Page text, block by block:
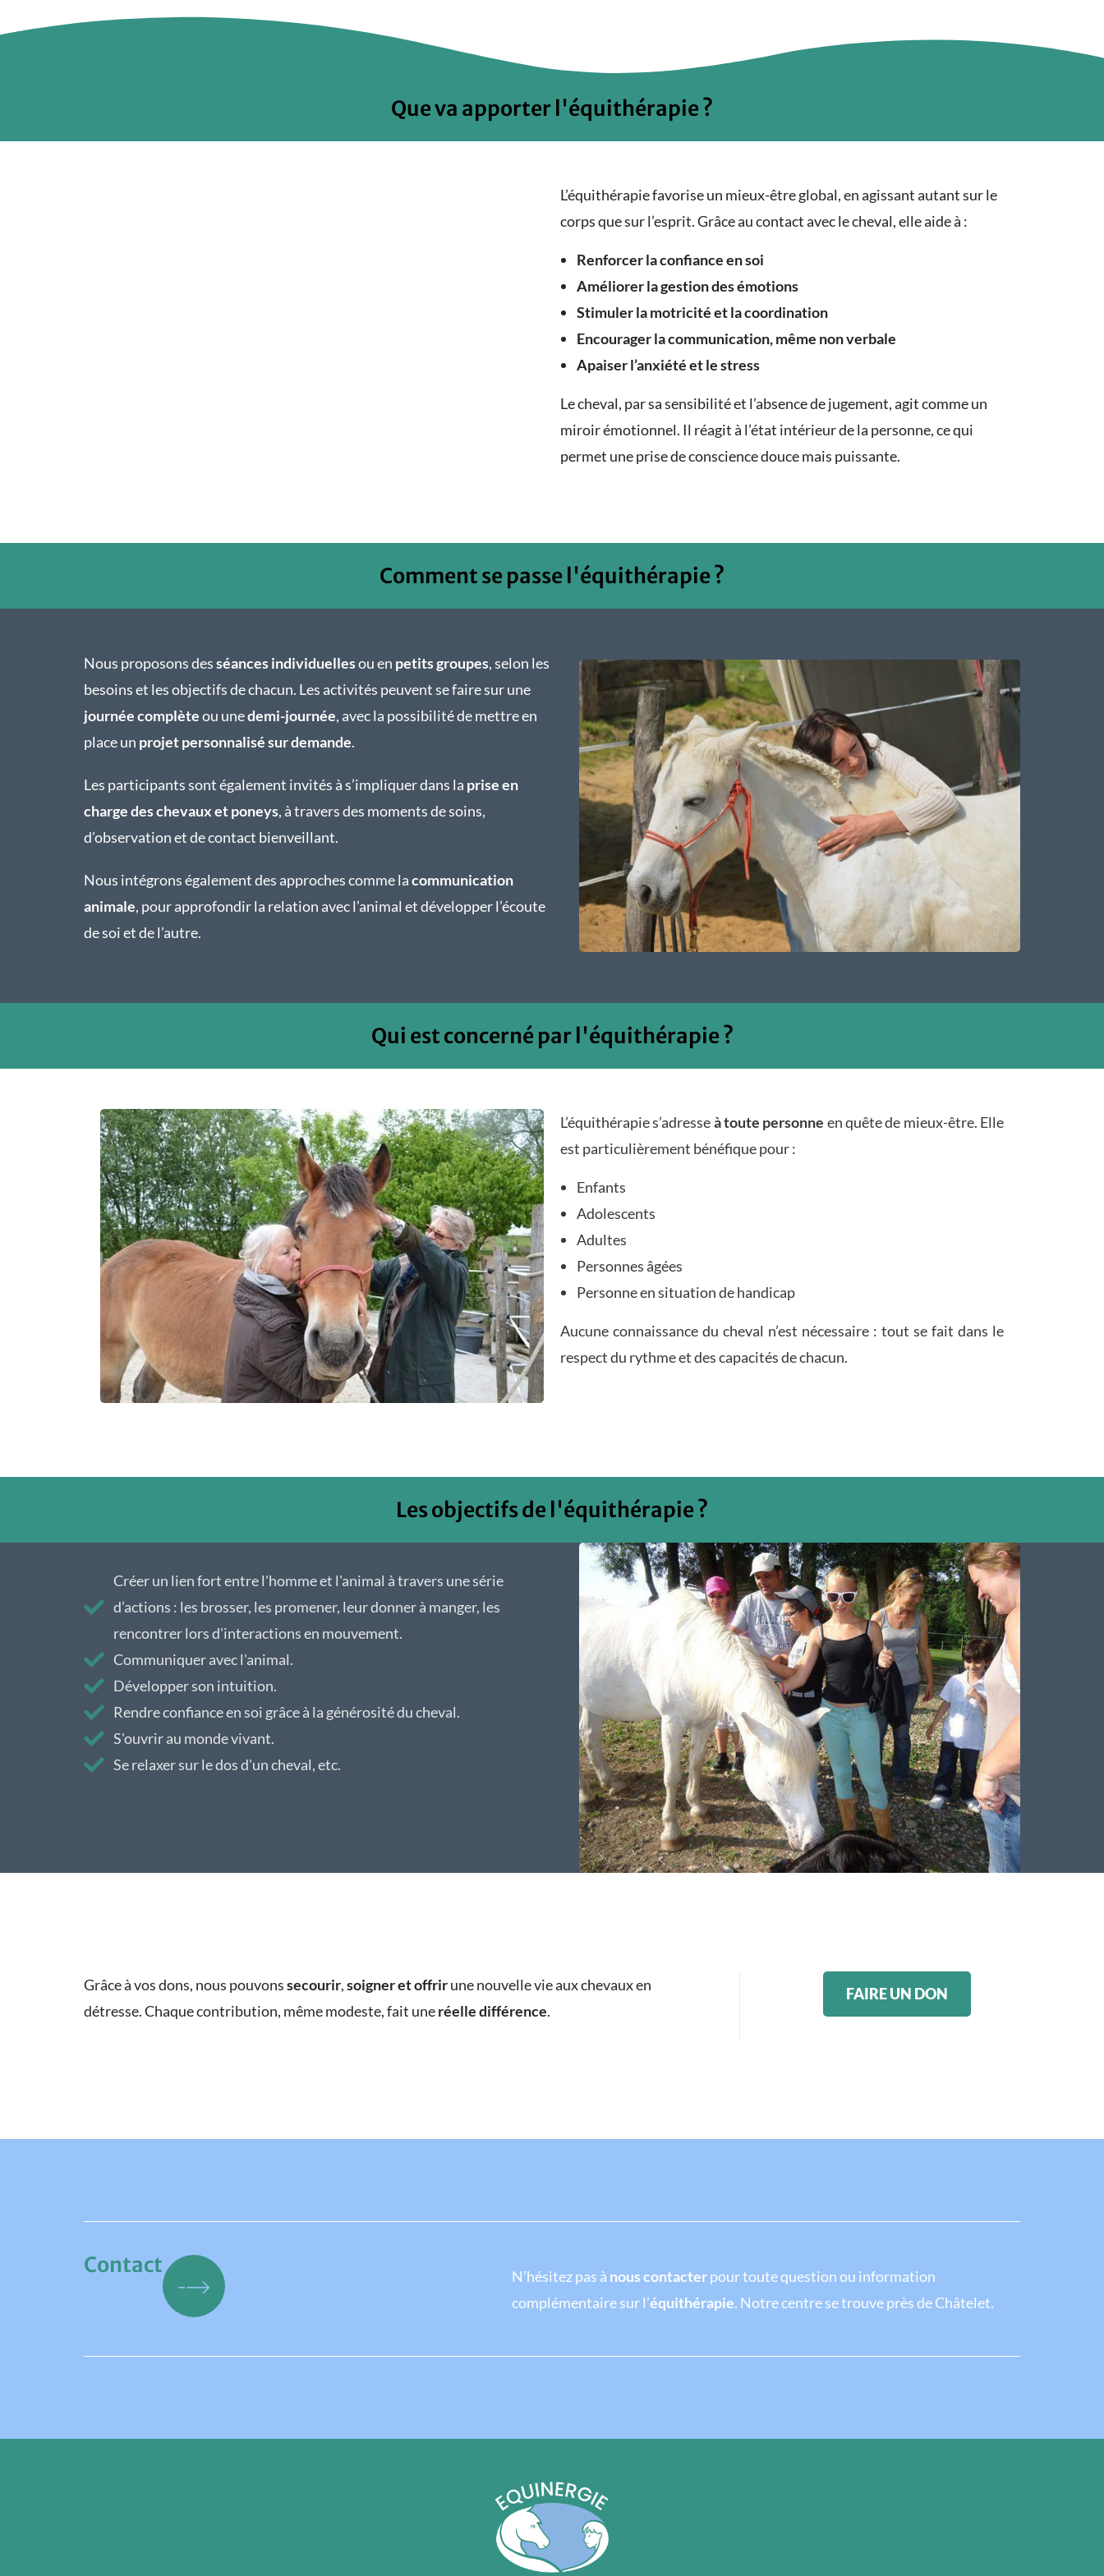
Que va apporter l'équithérapie ?
L’équithérapie favorise un mieux-être global, en agissant autant sur le
corps que sur l’esprit. Grâce au contact avec le cheval, elle aide à :
Renforcer la confiance en soi
Améliorer la gestion des émotions
Stimuler la motricité et la coordination
Encourager la communication, même non verbale
Apaiser l’anxiété et le stress
Le cheval, par sa sensibilité et l’absence de jugement, agit comme un
miroir émotionnel. Il réagit à l’état intérieur de la personne, ce qui
permet une prise de conscience douce mais puissante.
Comment se passe l'équithérapie ?
Nous proposons desséances individuellesou en petits groupes, selon les
besoins et les objectifs de chacun. Les activités peuvent se faire sur une
journée complèteou unedemi-journée, avec la possibilité de mettre en
place un projet personnalisé sur demande.
Les participants sont également invités à s’impliquer dans la prise en
charge des chevaux et poneys, à travers des moments de soins,
d’observation et de contact bienveillant.
Nous intégrons également des approches comme lacommunication
animale, pour approfondir la relation avec l’animal et développer l’écoute
de soi et de l’autre.
Qui est concerné par l'équithérapie ?
L’équithérapie s’adresseà toute personne en quête de mieux-être. Elle
est particulièrement bénéfique pour :
Enfants
Adolescents
Adultes
Personnes âgées
Personne en situation de handicap
Aucune connaissance du cheval n’est nécessaire : tout se fait dans le
respect du rythme et des capacités de chacun.
Les objectifs de l'équithérapie ?
Créer un lien fort entre l'homme et l'animal à travers une série
d’actions : les brosser, les promener, leur donner à manger, les
rencontrer lors d'interactions en mouvement.
Communiquer avec l'animal.
Développer son intuition.
Rendre confiance en soi grâce à la générosité du cheval.
S'ouvrir au monde vivant.
Se relaxer sur le dos d'un cheval, etc.
Grâce à vos dons, nous pouvonssecourir,soigner et offrirune nouvelle vie aux chevaux en
détresse. Chaque contribution, même modeste, fait uneréelle différence.
FAIRE UN DON
Contact N’hésitez pas à nous contacterpour toute question ou information
complémentaire sur l’équithérapie. Notre centre se trouve près de Châtelet.